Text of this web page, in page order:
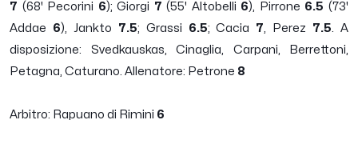
7 (68' Pecorini 6); Giorgi 7 (55' Altobelli 6), Pirrone 6.5 (73'
Addae 6), Jankto 7.5; Grassi 6.5; Cacia 7, Perez 7.5. A
disposizione: Svedkauskas, Cinaglia, Carpani, Berrettoni,
Petagna, Caturano. Allenatore: Petrone 8
Arbitro: Rapuano di Rimini 6